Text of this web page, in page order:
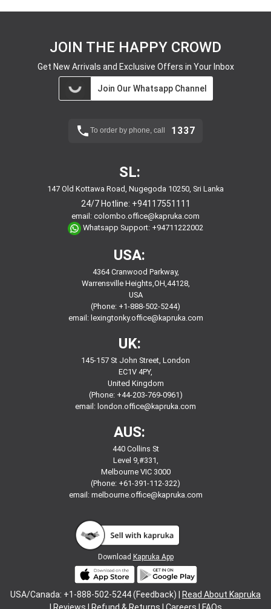
JOIN THE HAPPY CROWD
Get New Arrivals and Exclusive Offers in Your Inbox
Join Our Whatsapp Channel
To order by phone, call 1337
SL:
147 Old Kottawa Road, Nugegoda 10250, Sri Lanka
24/7 Hotline: +94117551111
email: colombo.office@kapruka.com
Whatsapp Support: +94711222002
USA:
4364 Cranwood Parkway,
Warrensville Heights,OH,44128,
USA
(Phone: +1-888-502-5244)
email: lexingtonky.office@kapruka.com
UK:
145-157 St John Street, London
EC1V 4PY,
United Kingdom
(Phone: +44-203-769-0961)
email: london.office@kapruka.com
AUS:
440 Collins St
Level 9,#331,
Melbourne VIC 3000
(Phone: +61-391-112-322)
email: melbourne.office@kapruka.com
Download Kapruka App
USA/Canada: +1-888-502-5244 (Feedback) |
Read About Kapruka